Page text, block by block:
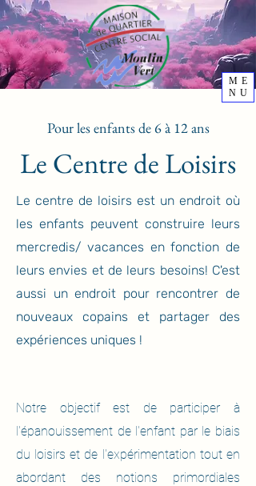
ME
NU
Pour les enfants de 6 à 12 ans
Le Centre de Loisirs
Le centre de loisirs est un endroit où
les enfants peuvent construire leurs
mercredis/ vacances en fonction de
leurs envies et de leurs besoins! C'est
aussi un endroit pour rencontrer de
nouveaux copains et partager des
expériences uniques !
Notre objectif est de participer à
l'épanouissement de l'enfant par le biais
du loisirs et de l'expérimentation tout en
abordant des notions primordiales